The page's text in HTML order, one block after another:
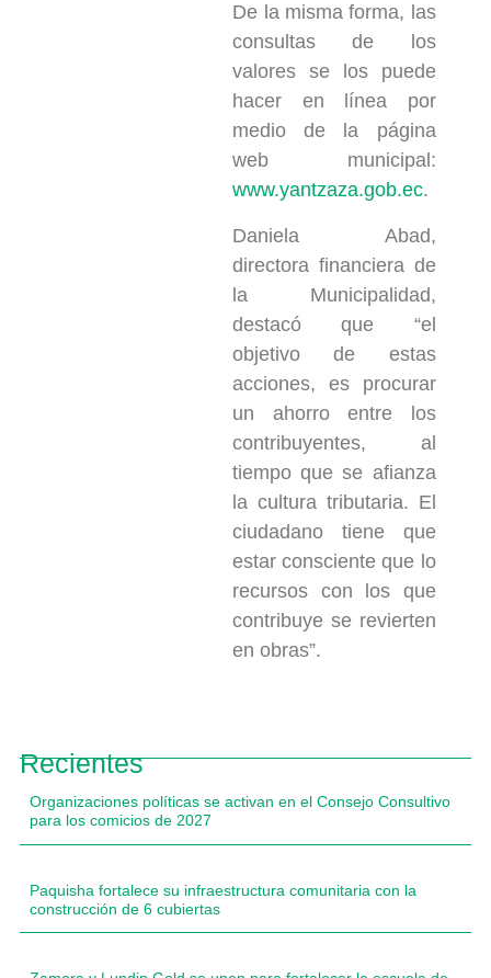
De la misma forma, las
consultas de los
valores se los puede
hacer en línea por
medio de la página
web municipal:
www.yantzaza.gob.ec.
Daniela Abad,
directora financiera de
la Municipalidad,
destacó que “el
objetivo de estas
acciones, es procurar
un ahorro entre los
contribuyentes, al
tiempo que se afianza
la cultura tributaria. El
ciudadano tiene que
estar consciente que lo
recursos con los que
contribuye se revierten
en obras”.
Recientes
Organizaciones políticas se activan en el Consejo Consultivo
para los comicios de 2027
Paquisha fortalece su infraestructura comunitaria con la
construcción de 6 cubiertas